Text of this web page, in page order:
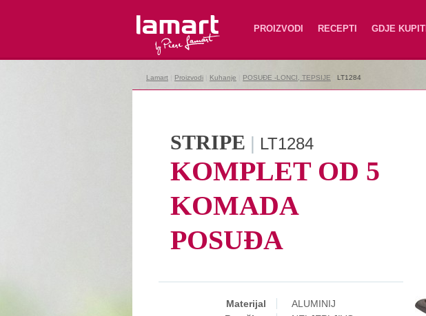
Lamart PROIZVODI RECEPTI GDJE KUPITI
Lamart Proizvodi Kuhanje POSUĐE -LONCI, TEPSIJE LT1284
STRIPE | LT1284
KOMPLET OD 5
KOMADA
POSUĐA
Materijal
ALUMINIJ